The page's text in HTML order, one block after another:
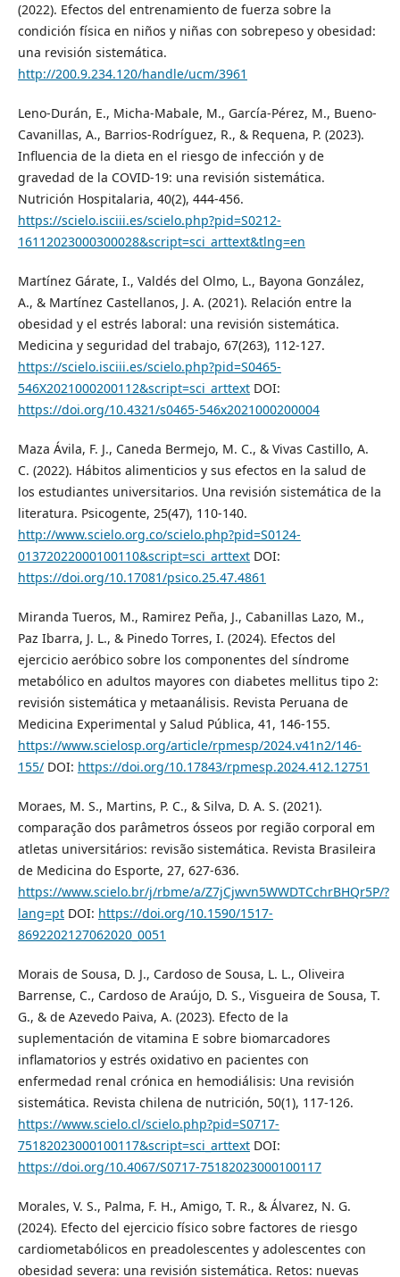
(2022). Efectos del entrenamiento de fuerza sobre la
condición física en niños y niñas con sobrepeso y obesidad:
una revisión sistemática.
http://200.9.234.120/handle/ucm/3961
Leno-Durán, E., Micha-Mabale, M., García-Pérez, M., Bueno-
Cavanillas, A., Barrios-Rodríguez, R., & Requena, P. (2023).
Influencia de la dieta en el riesgo de infección y de
gravedad de la COVID-19: una revisión sistemática.
Nutrición Hospitalaria, 40(2), 444-456.
https://scielo.isciii.es/scielo.php?pid=S0212-
16112023000300028&script=sci_arttext&tlng=en
Martínez Gárate, I., Valdés del Olmo, L., Bayona González,
A., & Martínez Castellanos, J. A. (2021). Relación entre la
obesidad y el estrés laboral: una revisión sistemática.
Medicina y seguridad del trabajo, 67(263), 112-127.
https://scielo.isciii.es/scielo.php?pid=S0465-
546X2021000200112&script=sci_arttextDOI:
https://doi.org/10.4321/s0465-546x2021000200004
Maza Ávila, F. J., Caneda Bermejo, M. C., & Vivas Castillo, A.
C. (2022). Hábitos alimenticios y sus efectos en la salud de
los estudiantes universitarios. Una revisión sistemática de la
literatura. Psicogente, 25(47), 110-140.
http://www.scielo.org.co/scielo.php?pid=S0124-
01372022000100110&script=sci_arttextDOI:
https://doi.org/10.17081/psico.25.47.4861
Miranda Tueros, M., Ramirez Peña, J., Cabanillas Lazo, M.,
Paz Ibarra, J. L., & Pinedo Torres, I. (2024). Efectos del
ejercicio aeróbico sobre los componentes del síndrome
metabólico en adultos mayores con diabetes mellitus tipo 2:
revisión sistemática y metaanálisis. Revista Peruana de
Medicina Experimental y Salud Pública, 41, 146-155.
https://www.scielosp.org/article/rpmesp/2024.v41n2/146-
155/DOI: https://doi.org/10.17843/rpmesp.2024.412.12751
Moraes, M. S., Martins, P. C., & Silva, D. A. S. (2021).
comparação dos parâmetros ósseos por região corporal em
atletas universitários: revisão sistemática. Revista Brasileira
de Medicina do Esporte, 27, 627-636.
https://www.scielo.br/j/rbme/a/Z7jCjwvn5WWDTCchrBHQr5P/?
lang=ptDOI: https://doi.org/10.1590/1517-
8692202127062020_0051
Morais de Sousa, D. J., Cardoso de Sousa, L. L., Oliveira
Barrense, C., Cardoso de Araújo, D. S., Visgueira de Sousa, T.
G., & de Azevedo Paiva, A. (2023). Efecto de la
suplementación de vitamina E sobre biomarcadores
inflamatorios y estrés oxidativo en pacientes con
enfermedad renal crónica en hemodiálisis: Una revisión
sistemática. Revista chilena de nutrición, 50(1), 117-126.
https://www.scielo.cl/scielo.php?pid=S0717-
75182023000100117&script=sci_arttextDOI:
https://doi.org/10.4067/S0717-75182023000100117
Morales, V. S., Palma, F. H., Amigo, T. R., & Álvarez, N. G.
(2024). Efecto del ejercicio físico sobre factores de riesgo
cardiometabólicos en preadolescentes y adolescentes con
obesidad severa: una revisión sistemática. Retos: nuevas